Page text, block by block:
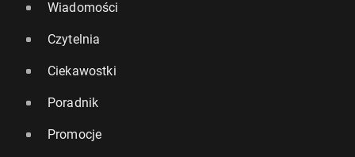
Wiadomości
Czytelnia
Ciekawostki
Poradnik
Promocje